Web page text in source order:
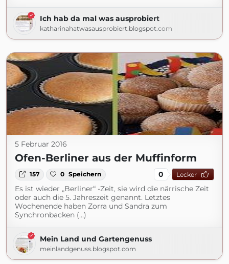
Ich hab da mal was ausprobiert
katharinahatwasausprobiert.blogspot.com
5 Februar 2016
Ofen-Berliner aus der Muffinform
157 0 Speichern 0 Lecker
Es ist wieder „Berliner“ -Zeit, sie wird die närrische Zeit
oder auch die 5. Jahreszeit genannt. Letztes
Wochenende haben Zorra und Sandra zum
Synchronbacken (...)
Mein Land und Gartengenuss
meinlandgenuss.blogspot.com